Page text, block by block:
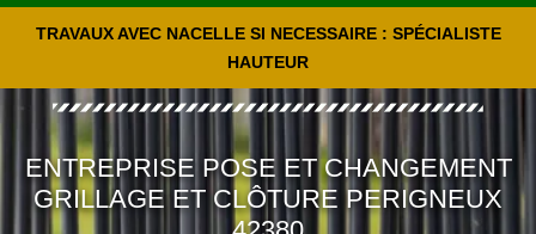
TRAVAUX AVEC NACELLE SI NECESSAIRE : SPÉCIALISTE
HAUTEUR
ENTREPRISE POSE ET CHANGEMENT
GRILLAGE ET CLÔTURE PERIGNEUX